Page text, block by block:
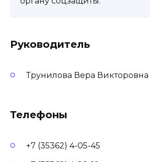
Руководитель
Трунилова Вера Викторовна
Телефоны
+7 (35362) 4-05-45